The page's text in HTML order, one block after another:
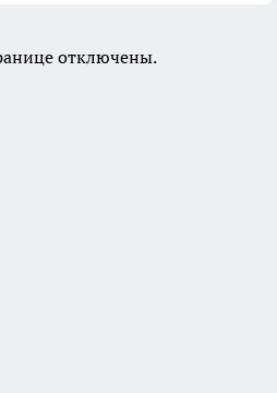
отключены.